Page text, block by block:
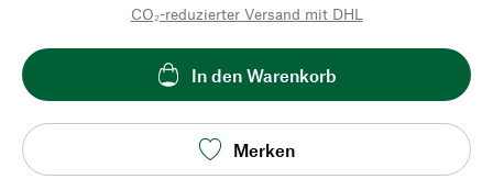
CO₂-reduzierter Versand mit DHL
In den Warenkorb
Merken